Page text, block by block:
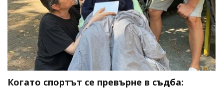
Когато спортът се превърне в съдба: